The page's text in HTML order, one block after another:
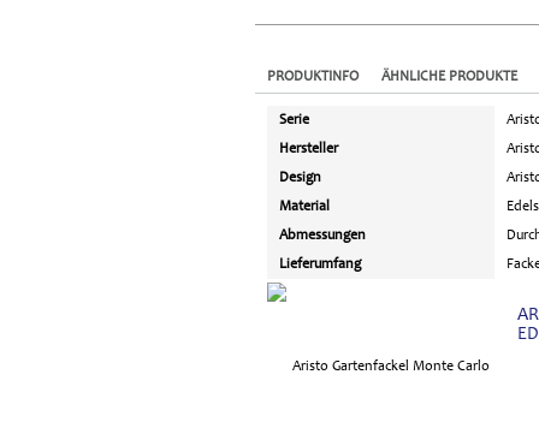
PRODUKTINFO ÄHNLICHE PRODUKTE
Serie
Hersteller
Design
Material
Abmessungen
Lieferumfang